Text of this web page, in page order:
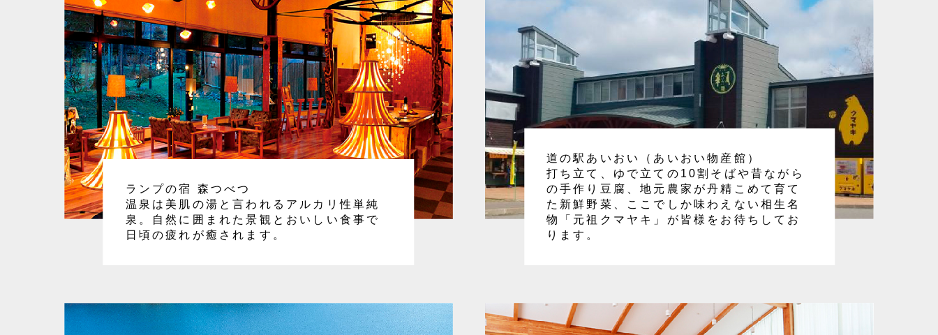
ランプの宿 森つべつ
温泉は美肌の湯と言われるアルカリ性単純
泉。自然に囲まれた景観とおいしい食事で
日頃の疲れが癒されます。
道の駅あいおい（あいおい物産館）
打ち立て、ゆで立ての10割そばや昔ながら
の手作り豆腐、地元農家が丹精こめて育て
た新鮮野菜、ここでしか味わえない相生名
物「元祖クマヤキ」が皆様をお待ちしてお
ります。